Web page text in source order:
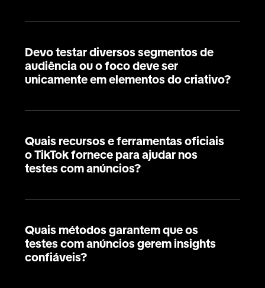
Devo testar diversos segmentos de
audiência ou o foco deve ser
unicamente em elementos do criativo?
Quais recursos e ferramentas oficiais
o TikTok fornece para ajudar nos
testes com anúncios?
Quais métodos garantem que os
testes com anúncios gerem insights
confiáveis?